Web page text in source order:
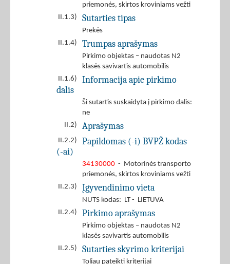
priemonės, skirtos kroviniams vežti
II.1.3)
Sutarties tipas
Prekės
II.1.4)
Trumpas aprašymas
Pirkimo objektas – naudotas N2
klasės savivartis automobilis
II.1.6)
Informacija apie pirkimo
dalis
Ši sutartis suskaidyta į pirkimo dalis:
ne
II.2)
Aprašymas
II.2.2)
Papildomas (-i) BVPŽ kodas
(-ai)
34130000 - Motorinės transporto
priemonės, skirtos kroviniams vežti
II.2.3)
Įgyvendinimo vieta
NUTS kodas: LT - LIETUVA
II.2.4)
Pirkimo aprašymas
Pirkimo objektas – naudotas N2
klasės savivartis automobilis
II.2.5)
Sutarties skyrimo kriterijai
Toliau pateikti kriterijai